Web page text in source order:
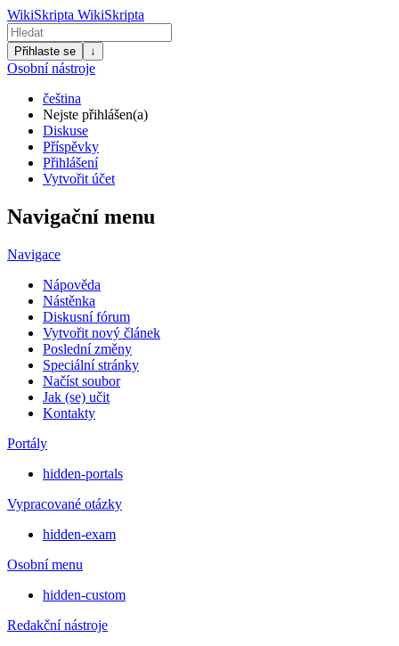
WikiSkripta WikiSkripta
Přihlaste se ↓
Osobní nástroje
čeština
Nejste přihlášen(a)
Diskuse
Příspěvky
Přihlášení
Vytvořit účet
Navigační menu
Navigace
Nápověda
Nástěnka
Diskusní fórum
Vytvořit nový článek
Poslední změny
Speciální stránky
Načíst soubor
Jak (se) učit
Kontakty
Portály
hidden-portals
Vypracované otázky
hidden-exam
Osobní menu
hidden-custom
Redakční nástroje